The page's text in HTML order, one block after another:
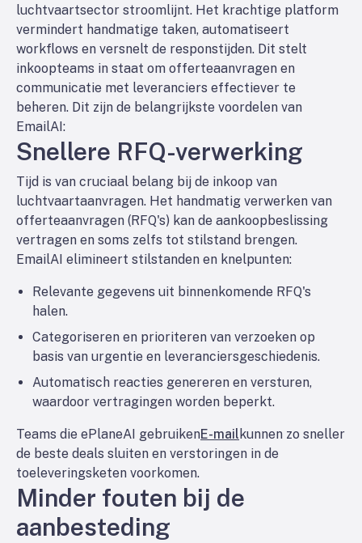
luchtvaartsector stroomlijnt. Het krachtige platform
vermindert handmatige taken, automatiseert
workflows en versnelt de responstijden. Dit stelt
inkoopteams in staat om offerteaanvragen en
communicatie met leveranciers effectiever te
beheren. Dit zijn de belangrijkste voordelen van
EmailAI:
Snellere RFQ-verwerking
Tijd is van cruciaal belang bij de inkoop van
luchtvaartaanvragen. Het handmatig verwerken van
offerteaanvragen (RFQ's) kan de aankoopbeslissing
vertragen en soms zelfs tot stilstand brengen.
EmailAI elimineert stilstanden en knelpunten:
Relevante gegevens uit binnenkomende RFQ's
halen.
Categoriseren en prioriteren van verzoeken op
basis van urgentie en leveranciersgeschiedenis.
Automatisch reacties genereren en versturen,
waardoor vertragingen worden beperkt.
Teams die ePlaneAI gebruikenE-mail kunnen zo sneller
de beste deals sluiten en verstoringen in de
toeleveringsketen voorkomen.
Minder fouten bij de
aanbesteding